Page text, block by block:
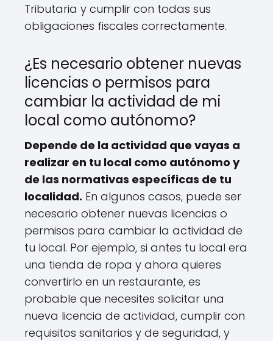
Tributaria y cumplir con todas sus
obligaciones fiscales correctamente.
¿Es necesario obtener nuevas
licencias o permisos para
cambiar la actividad de mi
local como autónomo?
Depende de la actividad que vayas a
realizar en tu local como autónomo y
de las normativas específicas de tu
localidad. En algunos casos, puede ser
necesario obtener nuevas licencias o
permisos para cambiar la actividad de
tu local. Por ejemplo, si antes tu local era
una tienda de ropa y ahora quieres
convertirlo en un restaurante, es
probable que necesites solicitar una
nueva licencia de actividad, cumplir con
requisitos sanitarios y de seguridad, y